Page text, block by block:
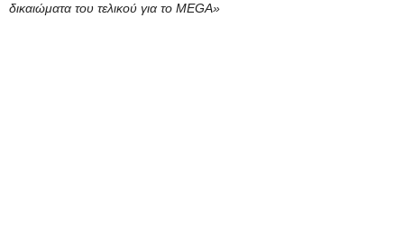
δικαιώματα του τελικού για το MEGA»